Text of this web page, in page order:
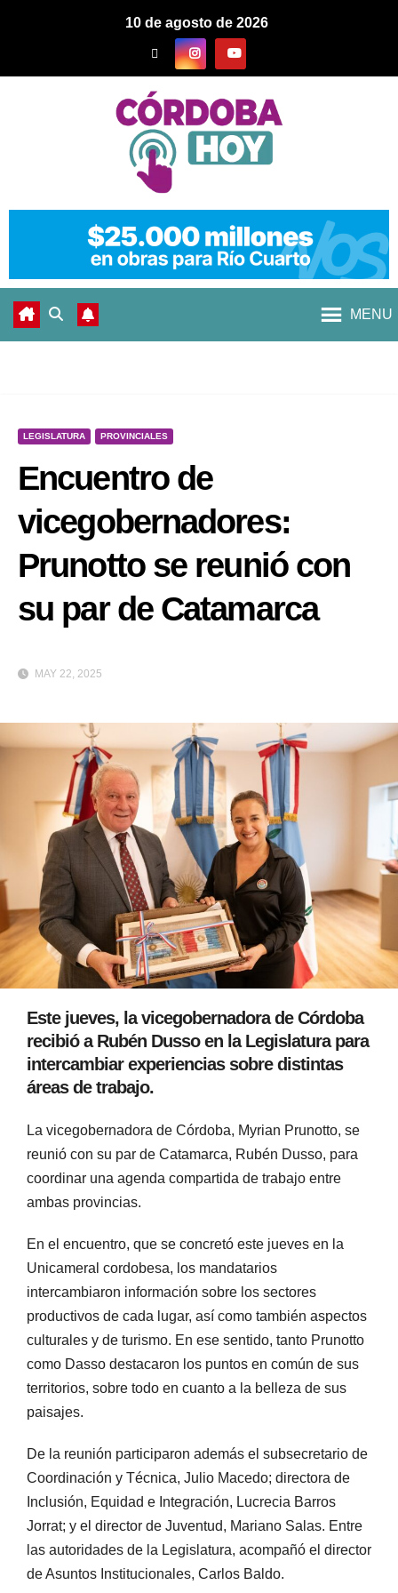
10 de agosto de 2026
MENU
LEGISLATURA PROVINCIALES
Encuentro de
vicegobernadores:
Prunotto se reunió con
su par de Catamarca
MAY 22, 2025
Este jueves, la vicegobernadora de Córdoba
recibió a Rubén Dusso en la Legislatura para
intercambiar experiencias sobre distintas
áreas de trabajo.
La vicegobernadora de Córdoba, Myrian Prunotto, se
reunió con su par de Catamarca, Rubén Dusso, para
coordinar una agenda compartida de trabajo entre
ambas provincias.
En el encuentro, que se concretó este jueves en la
Unicameral cordobesa, los mandatarios
intercambiaron información sobre los sectores
productivos de cada lugar, así como también aspectos
culturales y de turismo. En ese sentido, tanto Prunotto
como Dasso destacaron los puntos en común de sus
territorios, sobre todo en cuanto a la belleza de sus
paisajes.
De la reunión participaron además el subsecretario de
Coordinación y Técnica, Julio Macedo; directora de
Inclusión, Equidad e Integración, Lucrecia Barros
Jorrat; y el director de Juventud, Mariano Salas. Entre
las autoridades de la Legislatura, acompañó el director
de Asuntos Institucionales, Carlos Baldo.